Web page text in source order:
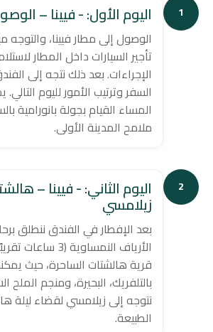
1 اليوم الأول: - فيينا –
الوصول إلى مطار فيينا،
تأجير السيارات داخل المطار
الإجراءات. بعد ذلك نتجه إلى
السفر وترتيب الأمور لليوم
المساء القيام بجولة بانورامية
ملامح المدينة الأولى.
2 اليوم الثاني: - فيينا –
زيلامسي
بعد الإفطار في الفندق ننطلق
الأرياف النمساوية
قرية هالشتات الساحرة، حيث
بالتلفريك، البحيرة، ومنجم الملح
نتوجه إلى زيلامسي لقضاء ليلة
الطبيعة.